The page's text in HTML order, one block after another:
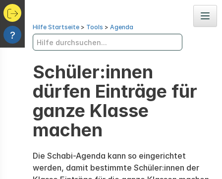
?
Hilfe Startseite > Tools > Agenda
Schüler:innen
dürfen Einträge für
ganze Klasse
machen
Die Schabi-Agenda kann so eingerichtet
werden, damit bestimmte Schüler:innen der